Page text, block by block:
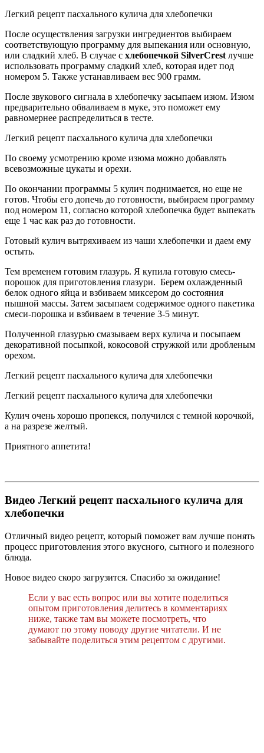
Легкий рецепт пасхального кулича для хлебопечки
После осуществления загрузки ингредиентов выбираем
соответствующую программу для выпекания или основную,
или сладкий хлеб. В случае с хлебопечкой SilverCrestлучше
использовать программу сладкий хлеб, которая идет под
номером 5. Также устанавливаем вес 900 грамм.
После звукового сигнала в хлебопечку засыпаем изюм. Изюм
предварительно обваливаем в муке, это поможет ему
равномернее распределиться в тесте.
Легкий рецепт пасхального кулича для хлебопечки
По своему усмотрению кроме изюма можно добавлять
всевозможные цукаты и орехи.
По окончании программы 5 кулич поднимается, но еще не
готов. Чтобы его допечь до готовности, выбираем программу
под номером 11, согласно которой хлебопечка будет выпекать
еще 1 час как раз до готовности.
Готовый кулич вытряхиваем из чаши хлебопечки и даем ему
остыть.
Тем временем готовим глазурь. Я купила готовую смесь-
порошок для приготовления глазури. Берем охлажденный
белок одного яйца и взбиваем миксером до состояния
пышной массы. Затем засыпаем содержимое одного пакетика
смеси-порошка и взбиваем в течение 3-5 минут.
Полученной глазурью смазываем верх кулича и посыпаем
декоративной посыпкой, кокосовой стружкой или дробленым
орехом.
Легкий рецепт пасхального кулича для хлебопечки
Легкий рецепт пасхального кулича для хлебопечки
Кулич очень хорошо пропекся, получился с темной корочкой,
а на разрезе желтый.
Приятного аппетита!
Видео Легкий рецепт пасхального кулича для
хлебопечки
Отличный видео рецепт, который поможет вам лучше понять
процесс приготовления этого вкусного, сытного и полезного
блюда.
Новое видео скоро загрузится. Спасибо за ожидание!
Если у вас есть вопрос или вы хотите поделиться
опытом приготовления делитесь в комментариях
ниже, также там вы можете посмотреть, что
думают по этому поводу другие читатели. И не
забывайте поделиться этим рецептом с другими.